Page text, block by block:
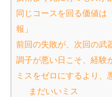
同じコースを回る価値は
報」
前回の失敗が、次回の武
調子が悪い日こそ、経験
ミスをゼロにするより、
まだいいミス